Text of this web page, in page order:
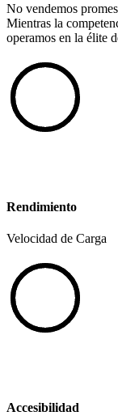
No vendemos
Mientras la
operamos en la élite
Rendimiento
Velocidad de Carga
Accesibilidad